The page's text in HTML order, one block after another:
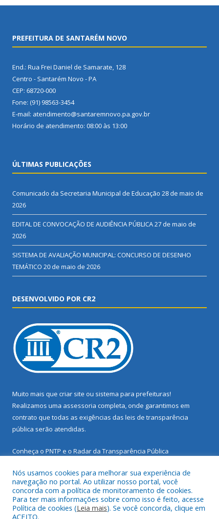
PREFEITURA DE SANTARÉM NOVO
End.: Rua Frei Daniel de Samarate, 128
Centro - Santarém Novo - PA
CEP: 68720-000
Fone: (91) 98563-3454
E-mail: atendimento@santaremnovo.pa.gov.br
Horário de atendimento: 08:00 às 13:00
ÚLTIMAS PUBLICAÇÕES
Comunicado da Secretaria Municipal de Educação 28 de maio de
2026
EDITAL DE CONVOCAÇÃO DE AUDIÊNCIA PÚBLICA27 de maio de
2026
SISTEMA DE AVALIAÇÃO MUNICIPAL: CONCURSO DE DESENHO
TEMÁTICO 20 de maio de 2026
DESENVOLVIDO POR CR2
Muito mais que criar site ou sistema para prefeituras!
Realizamos uma assessoria completa, onde garantimos em
contrato que todas as exigências das leis de transparência
pública serão atendidas.
Conheça o PNTP e o Radar da Transparência Pública
Todos os direitos reservados a Prefeitura Municipal de Santarém
Novo.
Nós usamos cookies para melhorar sua experiência de
navegação no portal. Ao utilizar nosso portal, você
concorda com a política de monitoramento de cookies.
Para ter mais informações sobre como isso é feito, acesse
Política de cookies (Leia mais). Se você concorda, clique em
ACEITO.